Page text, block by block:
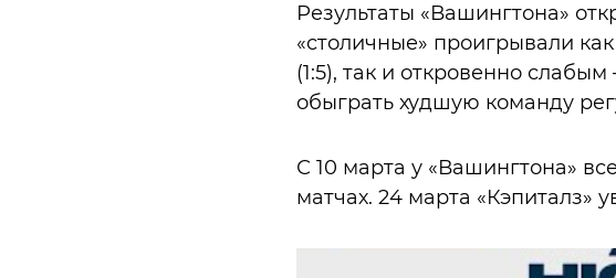
Результаты «Вашингтона»
«столичные» проигрывали
(1:5), так и откровенно
обыграть худшую команду
С 10 марта у «Вашингтона»
матчах. 24 марта